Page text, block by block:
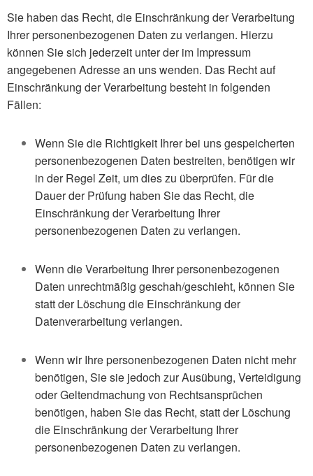
Sie haben das Recht, die Einschränkung der Verarbeitung
Ihrer personenbezogenen Daten zu verlangen. Hierzu
können Sie sich jederzeit unter der im Impressum
angegebenen Adresse an uns wenden. Das Rechtauf
Einschränkung der Verarbeitung besteht in folgenden
Fällen:
Wenn Sie die Richtigkeit Ihrer bei uns gespeicherten
personenbezogenen Daten bestreiten, benötigen wir
in der Regel Zeit, um dies zu überprüfen. Für die
Dauer der Prüfung haben Sie das Recht, die
Einschränkung der Verarbeitung Ihrer
personenbezogenen Daten zu verlangen.
Wenn die Verarbeitung Ihrer personenbezogenen
Daten unrechtmäßig geschah/geschieht, können Sie
statt der Löschung die Einschränkung der
Datenverarbeitung verlangen.
Wenn wir Ihre personenbezogenen Daten nicht mehr
benötigen, Sie sie jedoch zur Ausübung, Verteidigung
oder Geltendmachung von Rechtsansprüchen
benötigen, haben Sie das Recht, statt derLöschung
die Einschränkung der Verarbeitung Ihrer
personenbezogenen Daten zu verlangen.